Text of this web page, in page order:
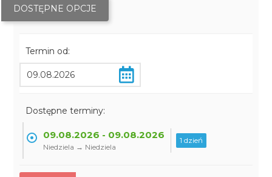
DOSTĘPNE OPCJE
Termin od:
Dostępne terminy:
09.08.2026 - 09.08.2026
Niedziela → Niedziela
1 dzień